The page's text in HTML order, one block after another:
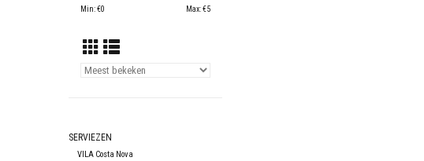
Min: €0 Max: €5
SERVIEZEN
VILA Costa Nova